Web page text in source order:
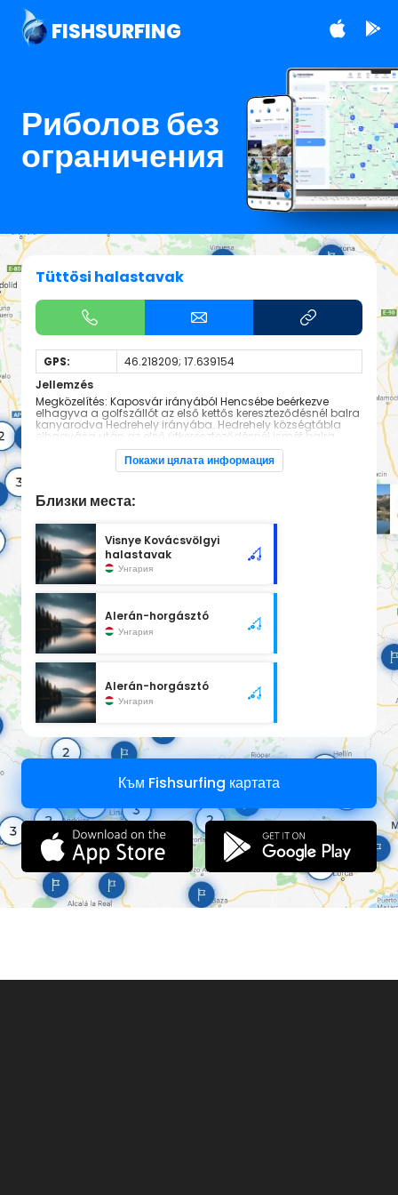
FISHSURFING
Риболов без
ограничения
Tüttösi halastavak
GPS:
46.218209; 17.639154
Jellemzés
Megközelítés: Kaposvár irányából Hencsébe beérkezve
elhagyva a golfszállót az első kettős kereszteződésnél balra
kanyarodva Hedrehely irányába. Hedrehely községtábla
elhagyása után az első útkereszteződésnél ismét balra
fordulva egy KB 900m-es belső aszfaltozott utca
után,zúzott kővel leszórt újabb 1000m után érhető el panzió
és horgásztó. Fogható halak: ponty, amur, csuka, süllő,
Покажи цялата информация
Близки места:
Visnye Kovácsvölgyi
halastavak
Унгария
Alerán-horgásztó
Унгария
Alerán-horgásztó
Унгария
Към Fishsurfing картата